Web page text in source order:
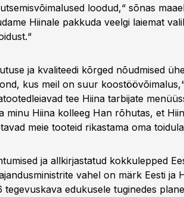
loodud,“ sõnas
Hiinale pakkuda veelgi laiemat
ja kvaliteedi kõrged nõudmised
kus meil on suur
tee Hiina tarbijate
minu Hiina kolleeg Han rõhutas, et
meie tooteid rikastama oma
ja allkirjastatud kokkulepped
vahel on märk Eesti ja
tegevuskava edukusele tuginedes